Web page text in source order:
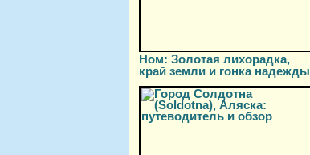
Ном: Золотая лихорадка,
край земли и гонка надежды